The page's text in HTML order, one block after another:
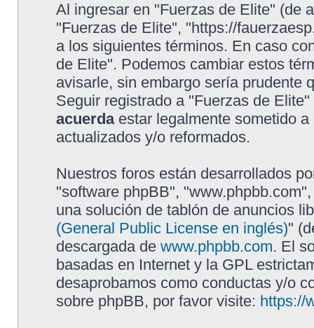
Al ingresar en "Fuerzas de Elite" (de
"Fuerzas de Elite", "https://
a los siguientes términos. En caso
de Elite". Podemos cambiar estos
avisarle, sin embargo sería prudente
Seguir registrado a "Fuerzas de
acuerdaestar legalmente sometido
actualizados y/o reformados.
Nuestros foros están desarrollados
"software phpBB",
una solución de tablón de anuncios
(General Public License en inglés)"
descargada de www.phpbb.com. El
basadas en Internet y la GPL
desaprobamos como conductas y/o
sobre phpBB, por favor visite: https://